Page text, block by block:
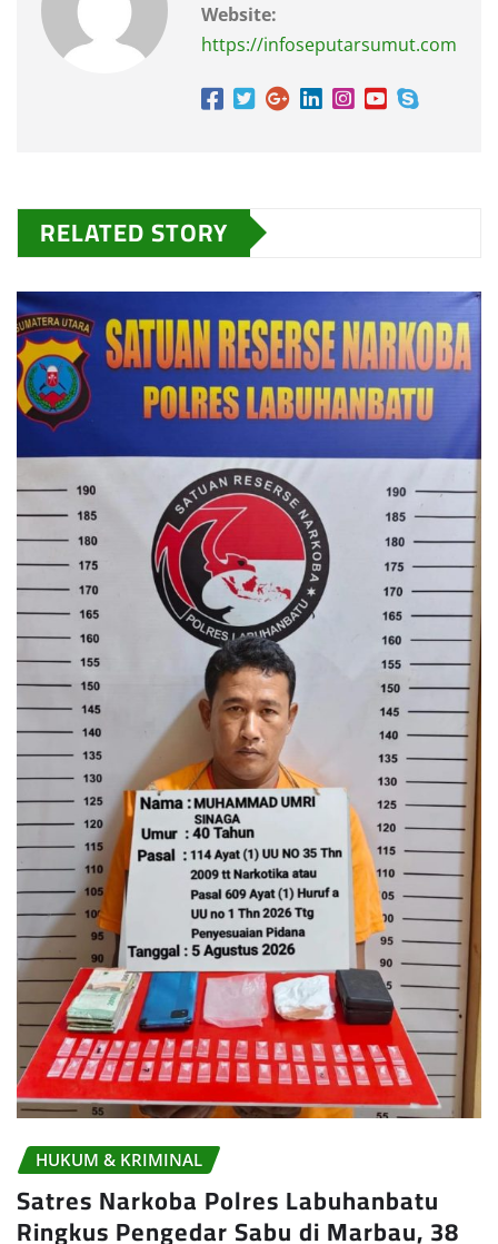
Website:
https://infoseputarsumut.com
RELATED STORY
HUKUM & KRIMINAL
Satres Narkoba Polres Labuhanbatu
Ringkus Pengedar Sabu di Marbau, 38